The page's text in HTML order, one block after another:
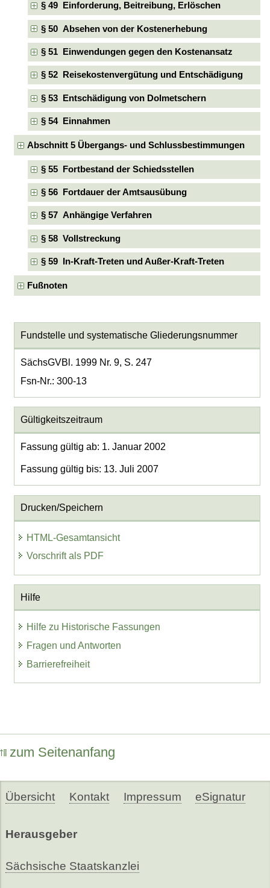
§ 49 Einforderung, Beitreibung, Erlöschen
§ 50 Absehen von der Kostenerhebung
§ 51 Einwendungen gegen den Kostenansatz
§ 52 Reisekostenvergütung und Entschädigung
§ 53 Entschädigung von Dolmetschern
§ 54 Einnahmen
Abschnitt 5 Übergangs- und Schlussbestimmungen
§ 55 Fortbestand der Schiedsstellen
§ 56 Fortdauer der Amtsausübung
§ 57 Anhängige Verfahren
§ 58 Vollstreckung
§ 59 In-Kraft-Treten und Außer-Kraft-Treten
Fußnoten
Fundstelle und systematische Gliederungsnummer
SächsGVBl. 1999 Nr. 9, S. 247
Fsn-Nr.: 300-13
Gültigkeitszeitraum
Fassung gültig ab: 1. Januar 2002
Fassung gültig bis: 13. Juli 2007
Drucken/Speichern
HTML-Gesamtansicht
Vorschrift als PDF
Hilfe
Hilfe zu Historische Fassungen
Fragen und Antworten
Barrierefreiheit
zum Seitenanfang
Übersicht Kontakt Impressum eSignatur
Herausgeber
Sächsische Staatskanzlei